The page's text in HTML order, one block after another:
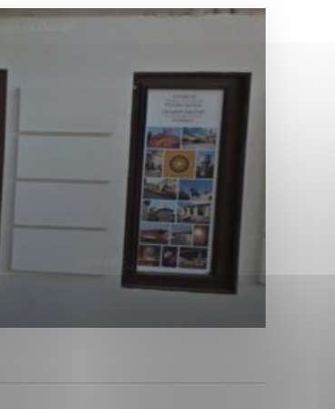
tým,
Analytické cookies
používajú,
a nie je